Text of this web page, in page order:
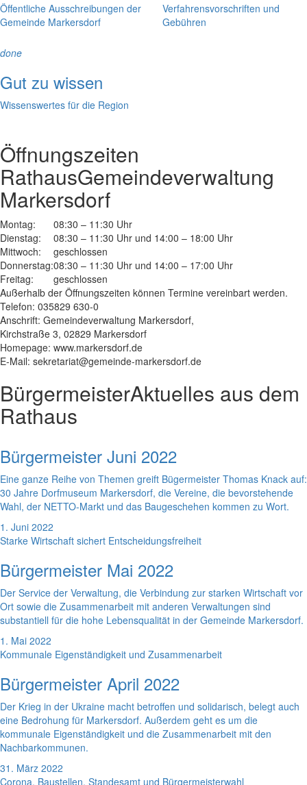
Öffentliche Ausschreibungen der
Gemeinde Markersdorf
Verfahrensvorschriften und
Gebühren
done
Gut zu wissen
Wissenswertes für die Region
Öffnungszeiten
RathausGemeindeverwaltung
Markersdorf
Montag:
08:30 – 11:30 Uhr
Dienstag:
08:30 – 11:30 Uhr und 14:00 – 18:00 Uhr
Mittwoch:
geschlossen
Donnerstag:08:30 – 11:30 Uhr und 14:00 – 17:00 Uhr
Freitag:
geschlossen
Außerhalb der Öffnungszeiten können Termine vereinbart werden.
Telefon: 035829 630-0
Anschrift: Gemeindeverwaltung Markersdorf,
Kirchstraße 3, 02829 Markersdorf
Homepage: www.markersdorf.de
E-Mail: sekretariat@gemeinde-markersdorf.de
BürgermeisterAktuelles aus dem
Rathaus
Bürgermeister Juni 2022
Eine ganze Reihe von Themen greift Bügermeister Thomas Knack auf:
30 Jahre Dorfmuseum Markersdorf, die Vereine, die bevorstehende
Wahl, der NETTO-Markt und das Baugeschehen kommen zu Wort.
1. Juni 2022
Starke Wirtschaft sichert Entscheidungsfreiheit
Bürgermeister Mai 2022
Der Service der Verwaltung, die Verbindung zur starken Wirtschaft vor
Ort sowie die Zusammenarbeit mit anderen Verwaltungen sind
substantiell für die hohe Lebensqualität in der Gemeinde Markersdorf.
1. Mai 2022
Kommunale Eigenständigkeit und Zusammenarbeit
Bürgermeister April 2022
Der Krieg in der Ukraine macht betroffen und solidarisch, belegt auch
eine Bedrohung für Markersdorf. Außerdem geht es um die
kommunale Eigenständigkeit und die Zusammenarbeit mit den
Nachbarkommunen.
31. März 2022
Corona, Baustellen, Standesamt und Bürgermeisterwahl